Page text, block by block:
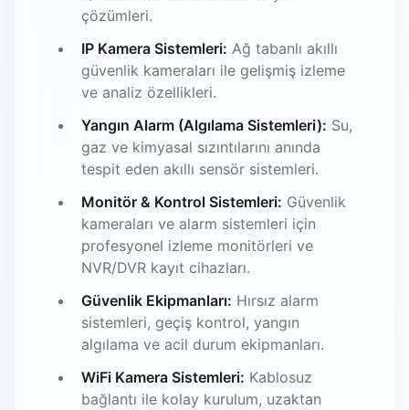
çözümleri.
IP Kamera Sistemleri: Ağ tabanlı akıllı
güvenlik kameraları ile gelişmiş izleme
ve analiz özellikleri.
Yangın Alarm (Algılama Sistemleri): Su,
gaz ve kimyasal sızıntılarını anında
tespit eden akıllı sensör sistemleri.
Monitör & Kontrol Sistemleri: Güvenlik
kameraları ve alarm sistemleri için
profesyonel izleme monitörleri ve
NVR/DVR kayıt cihazları.
Güvenlik Ekipmanları: Hırsız alarm
sistemleri, geçiş kontrol, yangın
algılama ve acil durum ekipmanları.
WiFi Kamera Sistemleri: Kablosuz
bağlantı ile kolay kurulum, uzaktan